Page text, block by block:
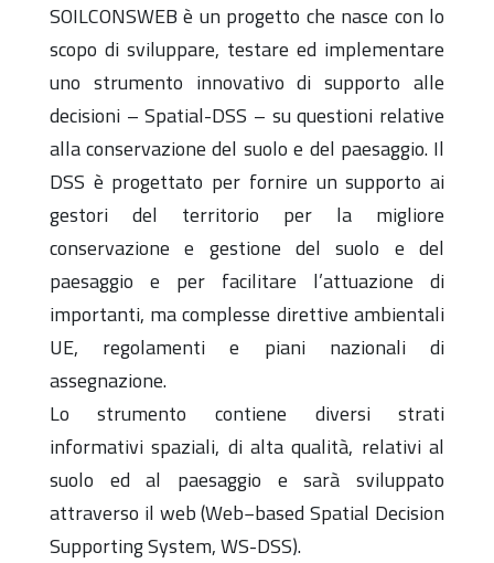
SOILCONSWEB è un progetto che nasce con lo
scopo di sviluppare, testare ed implementare
uno strumento innovativo di supporto alle
decisioni – Spatial-DSS – su questioni relative
alla conservazione del suolo e del paesaggio. Il
DSS è progettato per fornire un supporto ai
gestori del territorio per la migliore
conservazione e gestione del suolo e del
paesaggio e per facilitare l’attuazione di
importanti, ma complesse direttive ambientali
UE, regolamenti e piani nazionali di
assegnazione.
Lo strumento contiene diversi strati
informativi spaziali, di alta qualità, relativi al
suolo ed al paesaggio e sarà sviluppato
attraverso il web (Web−based Spatial Decision
Supporting System, WS-DSS).